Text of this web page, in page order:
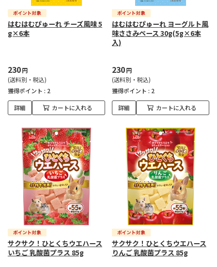
はむはむぴゅーれ チーズ風味 5
g×6本
230円
(送料別・税込)
獲得ポイント : 2
詳細 カートに入れる
はむはむぴゅーれ ヨーグルト風
味ささみペース 30g(5g×6本
入)
230円
(送料別・税込)
獲得ポイント : 2
詳細 カートに入れる
サクサク！ひとくちウエハース
いちご 乳酸菌プラス 85g
サクサク！ひとくちウエハース
りんご 乳酸菌プラス 85g